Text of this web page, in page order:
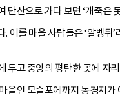
단산으로 가다 보면 ‘개죽은
이를 마을 사람들은 ‘알벵뒤’
두고 중앙의 평탄한 곳에 자
을인 모슬포에까지 농경지가